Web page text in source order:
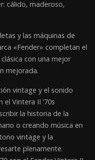
cálido, maderoso,
y las máquinas de
«Fender» completan el
con una mejor
mejorada.
vintage y el sonido
Vintera II ’70s
la historia de la
o creando música en
vintage y la
plenamente.